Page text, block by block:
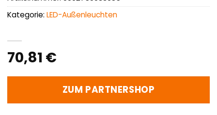
70,81 €
ZUM PARTNERSHOP
Kategorie: LED-Außenleuchten